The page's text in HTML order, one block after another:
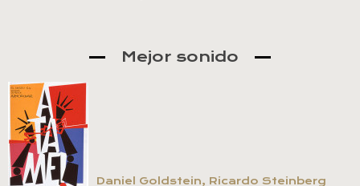
Mejor sonido
Daniel Goldstein, Ricardo Steinberg